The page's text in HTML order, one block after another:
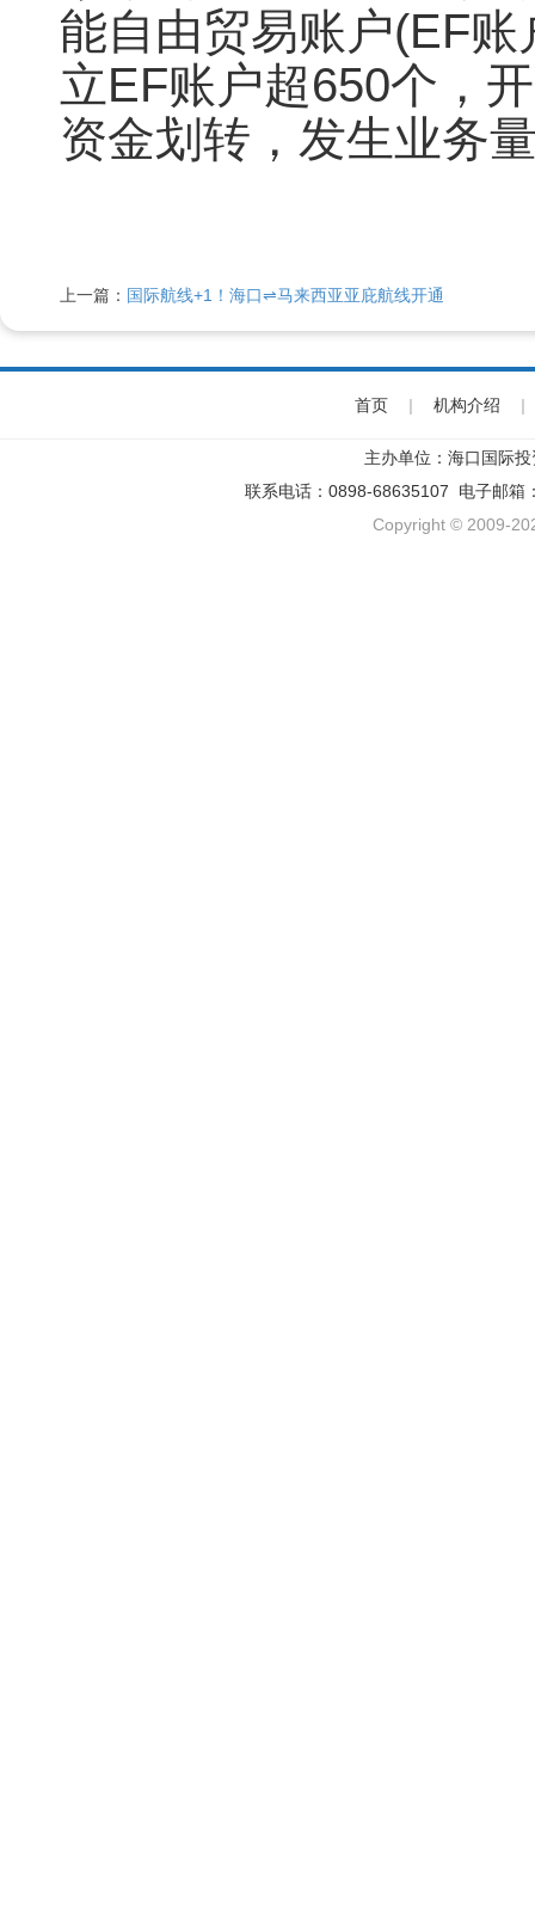
能自由贸易账户(EF
立EF账户超650个，
资金划转，发生业务
上一篇： 国际航线+1！海口⇌马来西亚亚庇航线开通
首页 | 机构介绍 |
主办单位：海口国际
联系电话：0898-68635107 电子邮箱
Copyright © 2009-